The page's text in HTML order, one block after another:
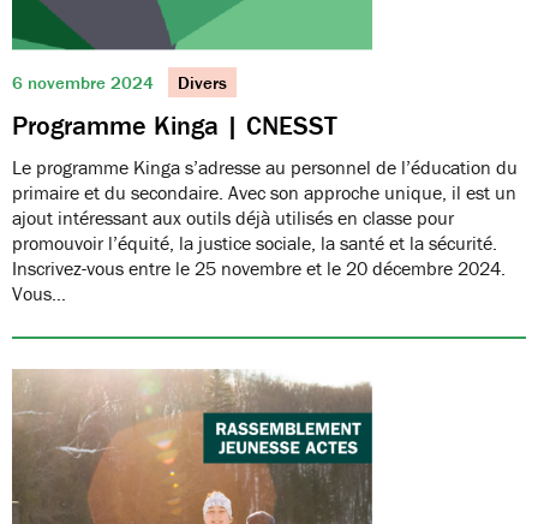
6 novembre 2024 Divers
Programme Kinga | CNESST
Le programme Kinga s’adresse au personnel de l’éducation du
primaire et du secondaire. Avec son approche unique, il est un
ajout intéressant aux outils déjà utilisés en classe pour
promouvoir l’équité, la justice sociale, la santé et la sécurité.
Inscrivez-vous entre le 25 novembre et le 20 décembre 2024.
Vous…